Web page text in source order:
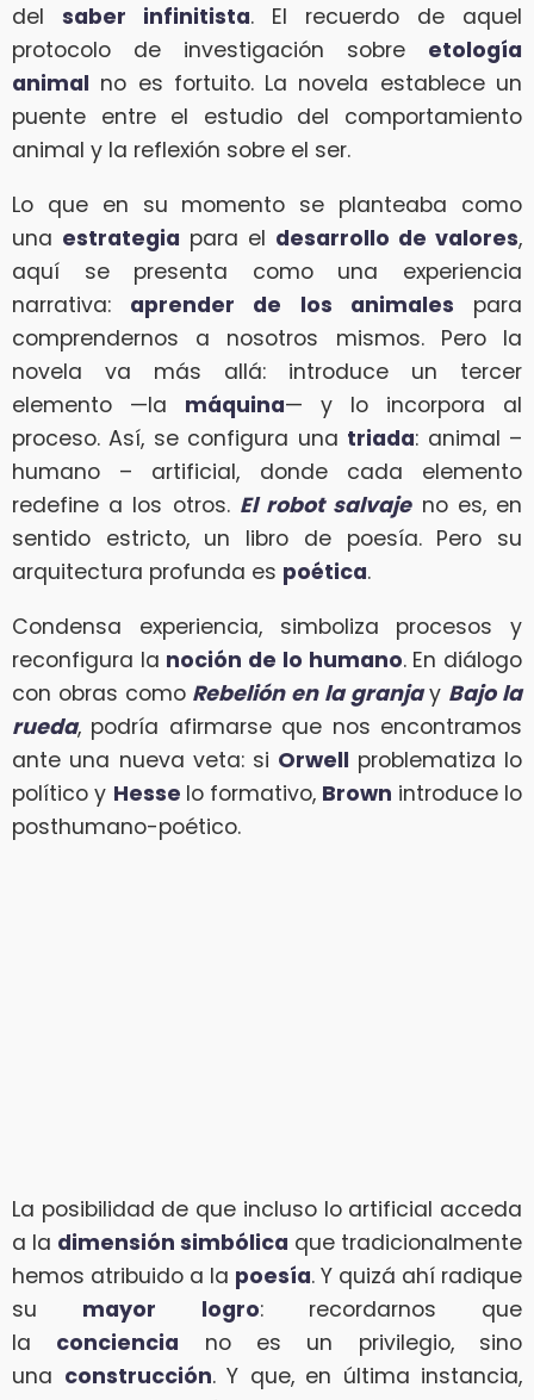
del saber infinitista. El recuerdo de aquel
protocolo de investigación sobre etología
animal no es fortuito. La novela establece un
puente entre el estudio del comportamiento
animal y la reflexión sobre el ser.
Lo que en su momento se planteaba como
una estrategia para el desarrollo de valores,
aquí se presenta como una experiencia
narrativa: aprender de los animales para
comprendernos a nosotros mismos. Pero la
novela va más allá: introduce un tercer
elemento —la máquina— y lo incorpora al
proceso. Así, se configura una triada: animal –
humano – artificial, donde cada elemento
redefine a los otros. El robot salvajeno es, en
sentido estricto, un libro de poesía. Pero su
arquitectura profunda es poética.
Condensa experiencia, simboliza procesos y
reconfigura la noción de lo humano. En diálogo
con obras como Rebelión en la granjay Bajo la
rueda, podría afirmarse que nos encontramos
ante una nueva veta: si Orwell problematiza lo
político y Hesse lo formativo, Brown introduce lo
posthumano-poético.
La posibilidad de que incluso lo artificial acceda
a la dimensión simbólica que tradicionalmente
hemos atribuido a la poesía. Y quizá ahí radique
su mayor logro: recordarnos que
la conciencia no es un privilegio, sino
una construcción. Y que, en última instancia,